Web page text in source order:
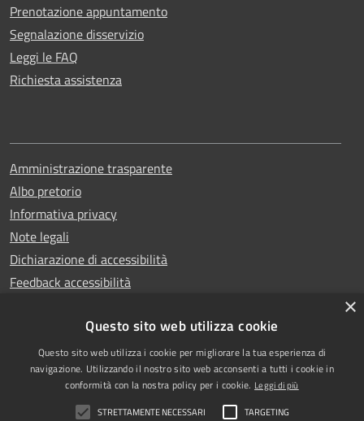
Prenotazione appuntamento
Segnalazione disservizio
Leggi le FAQ
Richiesta assistenza
Amministrazione trasparente
Albo pretorio
Informativa privacy
Note legali
Dichiarazione di accessibilità
Feedback accessibilità
RSS
Accessibilità
Copyright © 2025
Comune di Garlasco
×
Questo sito web utilizza cookie
Questo sito web utilizza i cookie per migliorare la tua esperienza di
navigazione. Utilizzando il nostro sito web acconsenti a tutti i cookie in
conformità con la nostra policy per i cookie. Leggi di più
STRETTAMENTE NECESSARI TARGETING